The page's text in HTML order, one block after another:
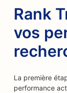
Rank
vos
La première
performance